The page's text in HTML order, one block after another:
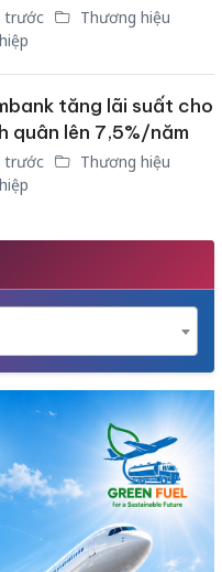
trước
Thương hiệu
tăng lãi suất cho
quân lên 7,5%/năm
trước
Thương hiệu